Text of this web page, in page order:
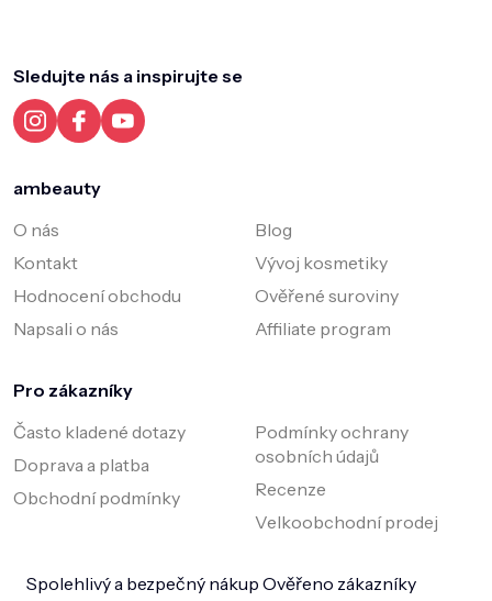
Sledujte nás a inspirujte se
ambeauty
O nás
Kontakt
Hodnocení obchodu
Napsali o nás
Blog
Vývoj kosmetiky
Ověřené suroviny
Affiliate program
Pro zákazníky
Často kladené dotazy
Doprava a platba
Obchodní podmínky
Podmínky ochrany
osobních údajů
Recenze
Velkoobchodní prodej
Spolehlivý a bezpečný nákup Ověřeno zákazníky